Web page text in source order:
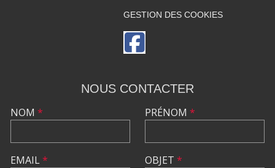
GESTION DES COOKIES
NOUS CONTACTER
NOM *
EMAIL*
PRÉNOM *
OBJET *